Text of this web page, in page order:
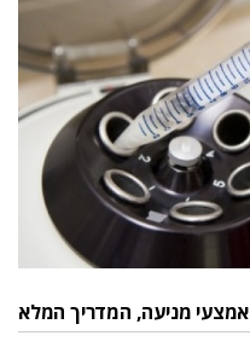
אמצעי מניעה, המדריך המלא